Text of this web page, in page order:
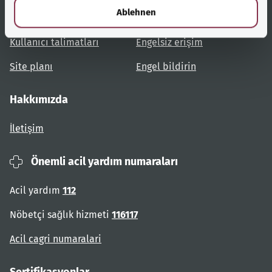
Ablehnen
Kullanıcı talimatları
Site planı
Danışma ve yardım
Engelsiz erişim
Engel bildirin
Hakkımızda
İletişim
Önemli acil yardım numaraları
Acil yardım 112
Nöbetçi sağlık hizmeti 116117
Acil cagri numaralari